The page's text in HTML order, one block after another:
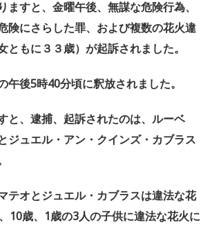
ますと、金曜午後、無謀な危険行為、
険にさらした罪、および複数の花火違
ともに３３歳）が起訴されました。
午後5時40分頃に釈放されました。
と、逮捕、起訴されたのは、ルーベ
ジュエル・アン・クインズ・カブラス
テオとジュエル・カブラスは違法な花
10歳、 1歳の3人の子供に違法な花火に